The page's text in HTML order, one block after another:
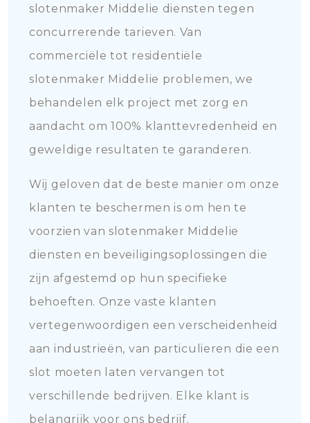
slotenmaker Middelie diensten tegen
concurrerende tarieven. Van
commerciële tot residentiële
slotenmaker Middelie problemen, we
behandelen elk project met zorg en
aandacht om 100% klanttevredenheid en
geweldige resultaten te garanderen.
Wij geloven dat de beste manier om onze
klanten te beschermen is om hen te
voorzien van slotenmaker Middelie
diensten en beveiligingsoplossingen die
zijn afgestemd op hun specifieke
behoeften. Onze vaste klanten
vertegenwoordigen een verscheidenheid
aan industrieën, van particulieren die een
slot moeten laten vervangen tot
verschillende bedrijven. Elke klant is
belangrijk voor ons bedrijf.